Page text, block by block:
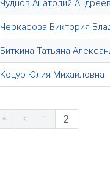
Чуднов Анатолий
Черкасова Виктория
Биткина Татьяна
Коцур Юлия Михайловна
1 2